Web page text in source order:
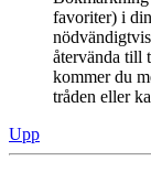
favoriter) i
återvända till
kommer du
tråden eller
Upp